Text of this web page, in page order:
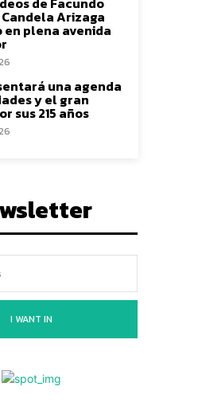
Arizaga
plena avenida
una agenda
y el gran
sus 215 años
I WANT IN